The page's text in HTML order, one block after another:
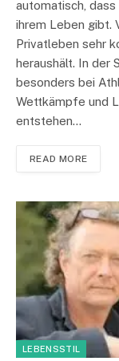
automatisch,
ihrem Leben gibt.
Privatleben sehr
heraushält. In der
besonders bei
Wettkämpfe und
entstehen…
READ MORE
LEBENSSTIL